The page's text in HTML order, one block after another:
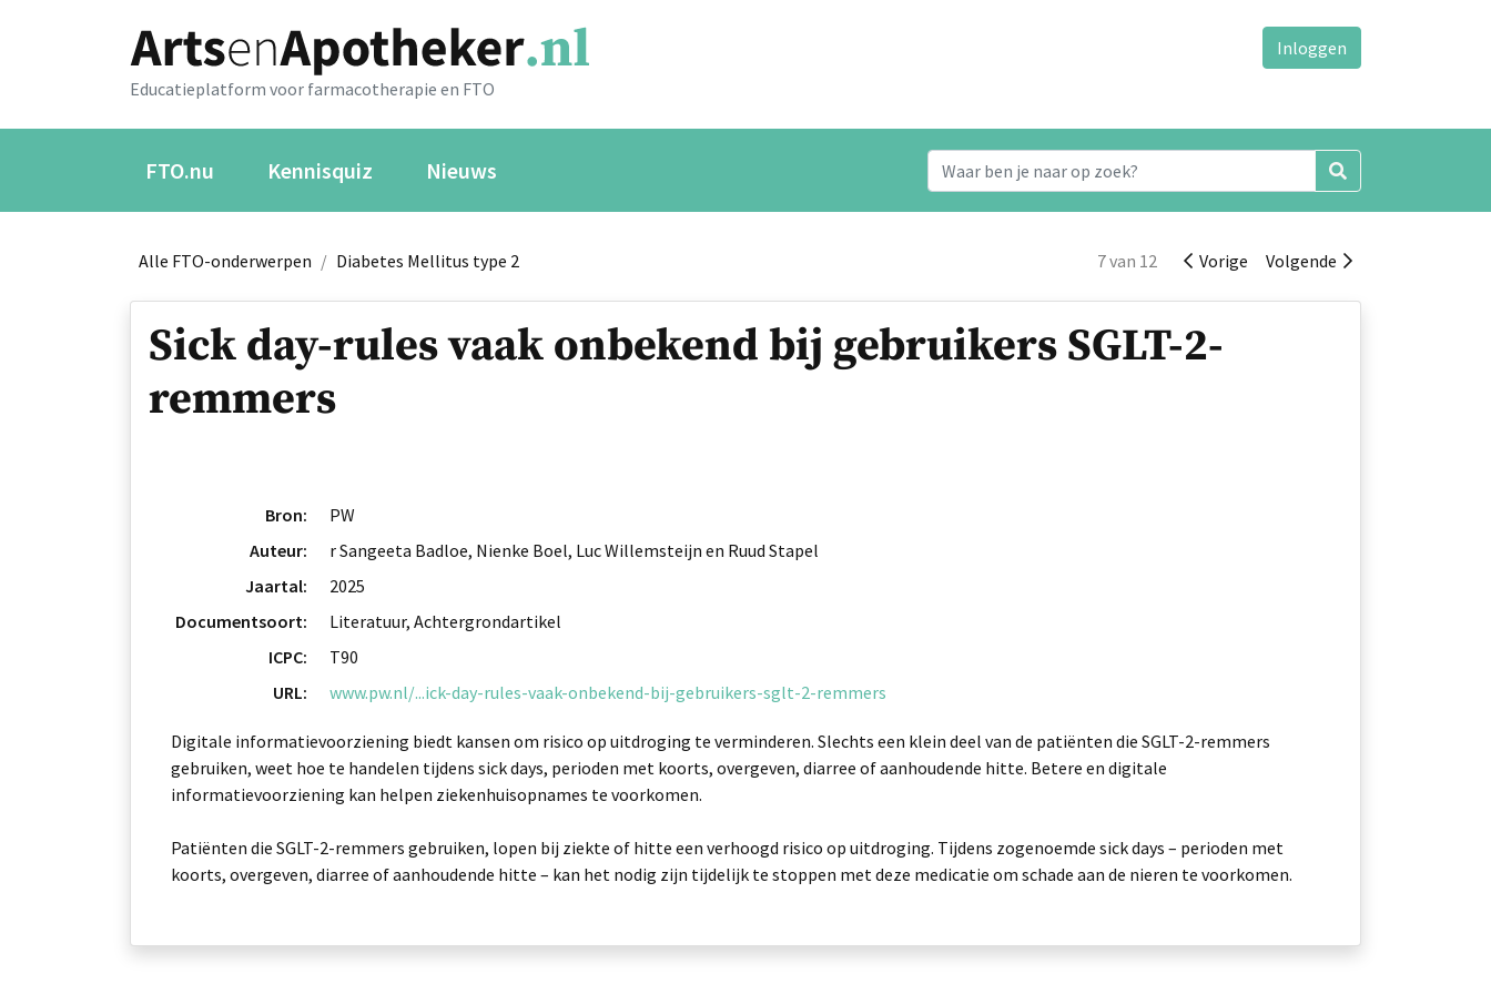
Educatieplatform voor farmacotherapie en FTO
Inloggen
FTO.nu Kennisquiz Nieuws
Alle FTO-onderwerpen / Diabetes Mellitus type 2 7 van 12 Vorige Volgende
Sick day-rules vaak onbekend bij gebruikers SGLT-2-
remmers
Bron:
PW
Auteur:
r Sangeeta Badloe, Nienke Boel, Luc Willemsteijn en Ruud Stapel
Jaartal:
2025
Documentsoort:
Literatuur, Achtergrondartikel
ICPC:
T90
URL:
www.pw.nl/...ick-day-rules-vaak-onbekend-bij-gebruikers-sglt-2-remmers
Digitale informatievoorziening biedt kansen om risico op uitdroging te verminderen. Slechts een klein deel van de patiënten die SGLT-2-remmers
gebruiken, weet hoe te handelen tijdens sick days, perioden met koorts, overgeven, diarree of aanhoudende hitte. Betere en digitale
informatievoorziening kan helpen ziekenhuisopnames te voorkomen.
Patiënten die SGLT-2-remmers gebruiken, lopen bij ziekte of hitte een verhoogd risico op uitdroging. Tijdens zogenoemde sick days – perioden met
koorts, overgeven, diarree of aanhoudende hitte – kan het nodig zijn tijdelijk te stoppen met deze medicatie om schade aan de nieren te voorkomen.